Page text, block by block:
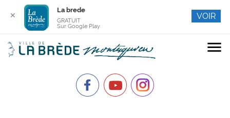
menu
✕
La brede
GRATUIT
Sur Google Play
VOIR